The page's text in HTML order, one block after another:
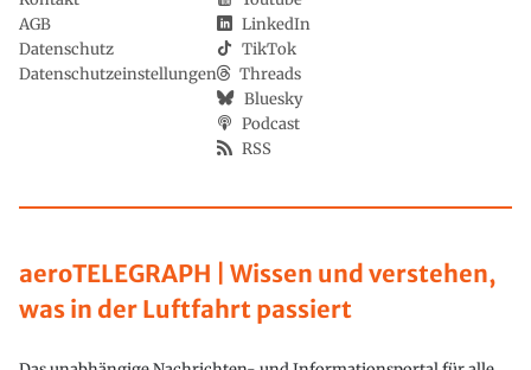
aeroTELEGRAPH | Wissen und verstehen,
was in der Luftfahrt passiert
AGB
Datenschutz
Datenschutzeinstellungen
LinkedIn
TikTok
Threads
Bluesky
Podcast
RSS